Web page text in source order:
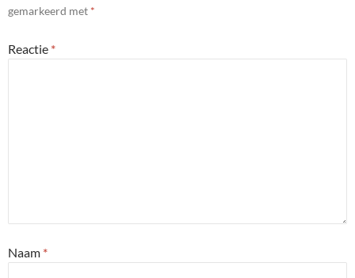
gemarkeerd met *
Reactie *
Naam *